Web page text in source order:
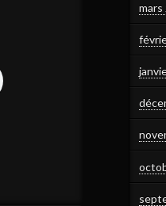
mars